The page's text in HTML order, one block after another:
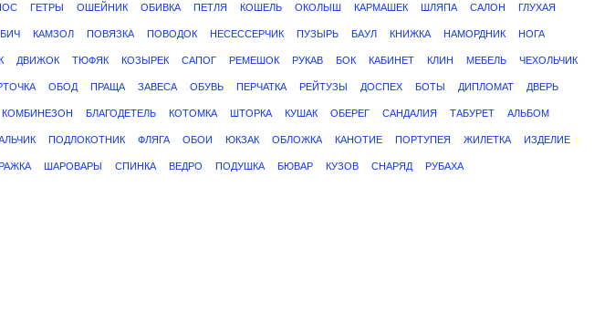
ГЕТРЫ ОШЕЙНИК ОБИВКА ПЕТЛЯ КОШЕЛЬ ОКОЛЫШ КАРМАШЕК ШЛЯПА САЛОН ГЛУХАЯ
БИЧ КАМЗОЛ ПОВЯЗКА ПОВОДОК НЕСЕССЕРЧИК ПУЗЫРЬ БАУЛ КНИЖКА НАМОРДНИК НОГА
ДВИЖОК ТЮФЯК КОЗЫРЕК САПОГ РЕМЕШОК РУКАВ БОК КАБИНЕТ КЛИН МЕБЕЛЬ ЧЕХОЛЬЧИК
ОБОД ПРАЩА ЗАВЕСА ОБУВЬ ПЕРЧАТКА РЕЙТУЗЫ ДОСПЕХ БОТЫ ДИПЛОМАТ ДВЕРЬ
КОМБИНЕЗОН БЛАГОДЕТЕЛЬ КОТОМКА ШТОРКА КУШАК ОБЕРЕГ САНДАЛИЯ ТАБУРЕТ АЛЬБОМ
ПОДЛОКОТНИК ФЛЯГА ОБОИ ЮКЗАК ОБЛОЖКА КАНОТИЕ ПОРТУПЕЯ ЖИЛЕТКА ИЗДЕЛИЕ
ШАРОВАРЫ СПИНКА ВЕДРО ПОДУШКА БЮВАР КУЗОВ СНАРЯД РУБАХА